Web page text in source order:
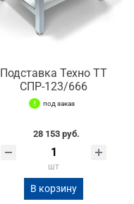
Подставка Техно ТТ
СПР-123/666
под заказ
28 153 руб.
шт
В корзину